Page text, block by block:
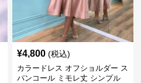
¥4,800 (税込)
カラードレス オフショルダー ス
パンコール ミモレ丈 シンプル